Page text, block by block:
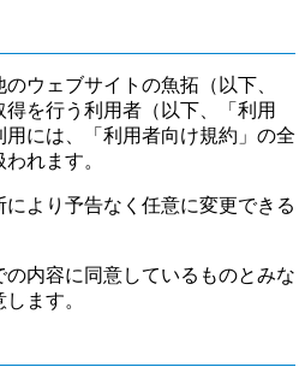
ウェブサイトの魚拓（以下、
得を行う利用者（以下、「利用
には、「利用者向け規約」の全
れます。
より予告なく任意に変更できる
内容に同意しているものとみな
ます。